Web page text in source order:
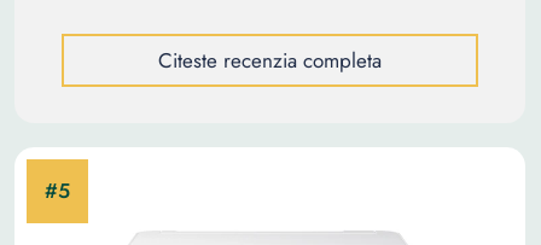
Citeste recenzia completa